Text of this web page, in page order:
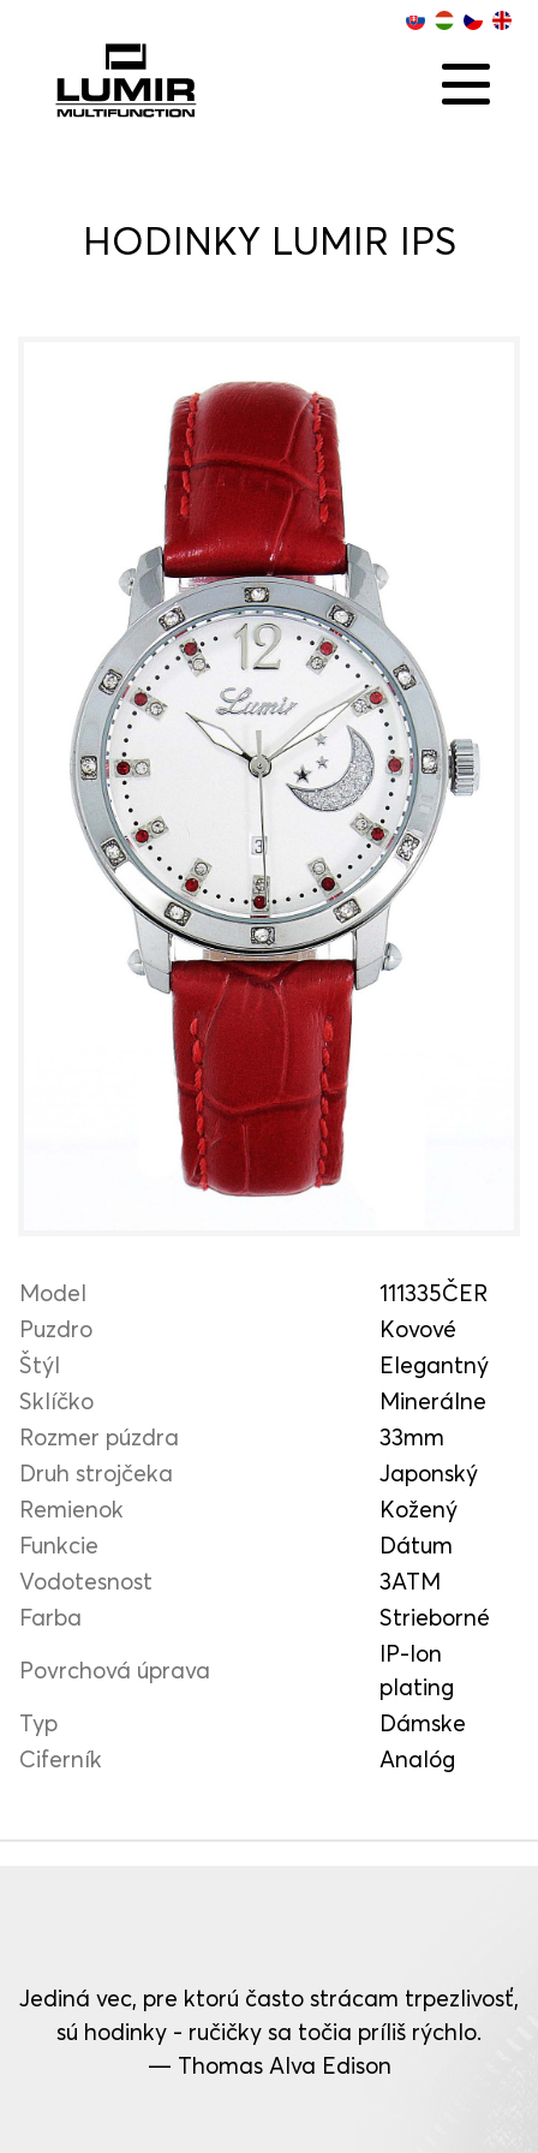
O NÁS
ONLINE PREDAJCOVIA
HODINKY LUMIR IPS
Model
111335ČER
Puzdro
Kovové
Štýl
Elegantný
Sklíčko
Minerálne
Rozmer púzdra
33mm
Druh strojčeka
Japonský
Remienok
Kožený
Funkcie
Dátum
Vodotesnost
3ATM
Farba
Strieborné
Povrchová úprava
IP-Ion
plating
Typ
Dámske
Ciferník
Analóg
Jediná vec, pre ktorú často strácam trpezlivosť,
sú hodinky - ručičky sa točia príliš rýchlo.
— Thomas Alva Edison